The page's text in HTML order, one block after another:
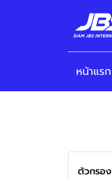
หน้าแรก
ตัวกรอง